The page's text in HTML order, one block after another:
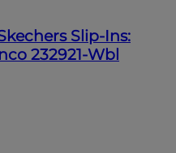
Slip-Ins:
232921-Wbl